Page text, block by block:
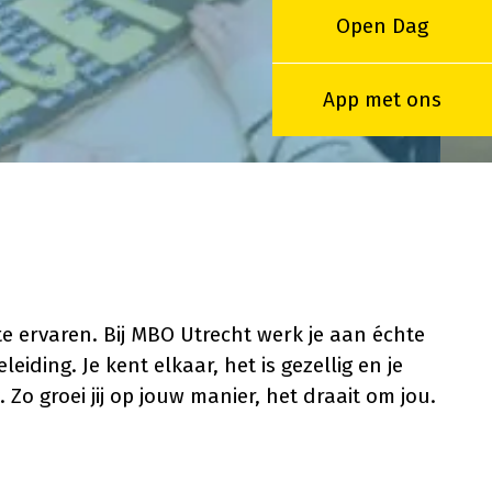
Open Dag
App met ons
ervaren. Bij MBO Utrecht werk je aan échte
Je kent elkaar, het is gezellig en je
groei jij op jouw manier, het draait om jou.